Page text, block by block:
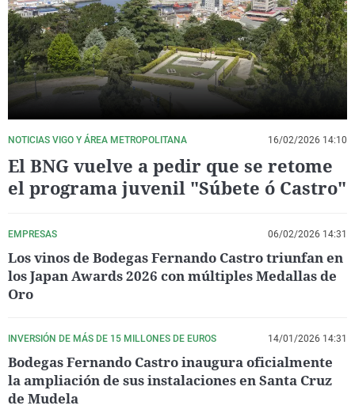
La rosa de los vientos
Gente viajera
Como el perro y el
Caso
Retornados
Equipo de
Operación Viuda
Extremadura
Galicia
La Rioja
Navarra
País Vasco
Virales
Televisión
Elecciones
NOTICIAS VIGO Y ÁREA METROPOLITANA 16/02/2026 14:10
El BNG vuelve a pedir que se retome
el programa juvenil "Súbete ó Castro"
EMPRESAS 06/02/2026 14:31
Los vinos de Bodegas Fernando Castro triunfan en
los Japan Awards 2026 con múltiples Medallas de
Oro
INVERSIÓN DE MÁS DE 15 MILLONES DE EUROS 14/01/2026 14:31
Bodegas Fernando Castro inaugura oficialmente
la ampliación de sus instalaciones en Santa Cruz
de Mudela